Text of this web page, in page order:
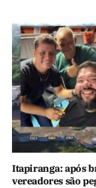
Itapiranga: após
vereadores são